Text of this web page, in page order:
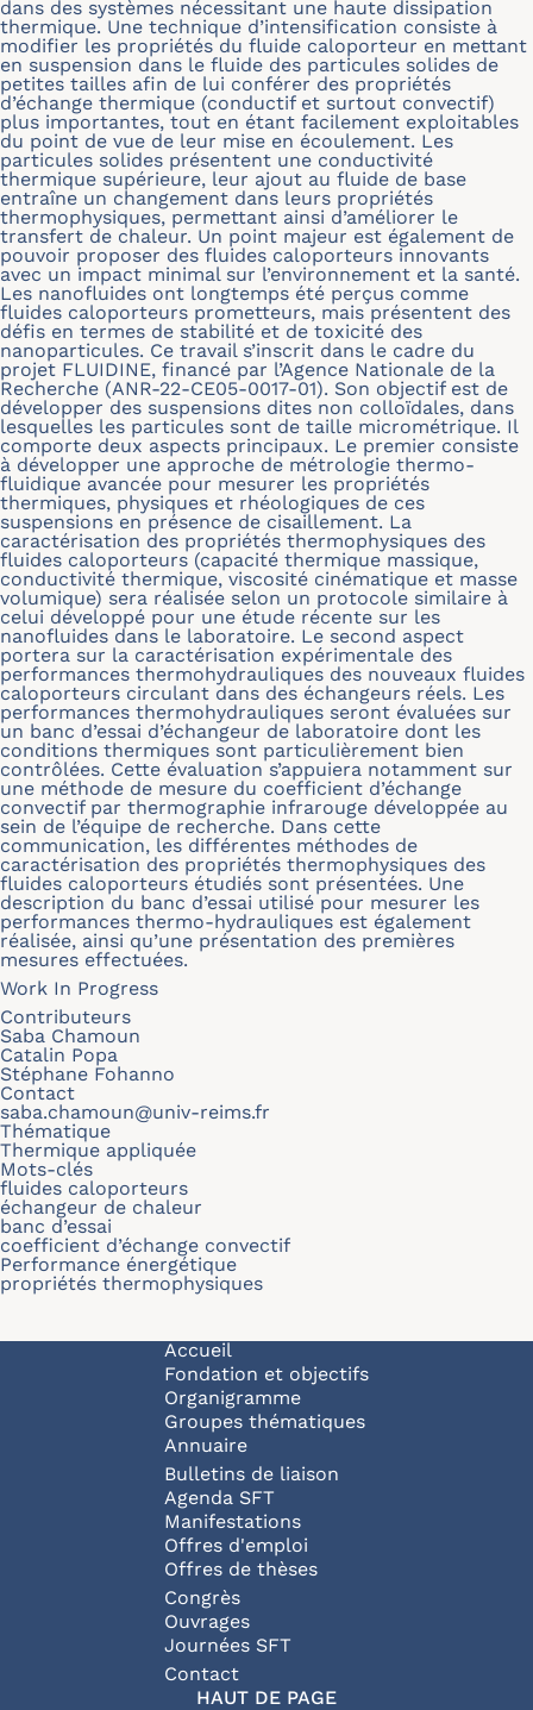
dans des systèmes nécessitant une haute dissipation
thermique. Une technique d’intensification consiste à
modifier les propriétés du fluide caloporteur en mettant
en suspension dans le fluide des particules solides de
petites tailles afin de lui conférer des propriétés
d’échange thermique (conductif et surtout convectif)
plus importantes, tout en étant facilement exploitables
du point de vue de leur mise en écoulement. Les
particules solides présentent une conductivité
thermique supérieure, leur ajout au fluide de base
entraîne un changement dans leurs propriétés
thermophysiques, permettant ainsi d’améliorer le
transfert de chaleur. Un point majeur est également de
pouvoir proposer des fluides caloporteurs innovants
avec un impact minimal sur l’environnement et la santé.
Les nanofluides ont longtemps été perçus comme
fluides caloporteurs prometteurs, mais présentent des
défis en termes de stabilité et de toxicité des
nanoparticules. Ce travail s’inscrit dans le cadre du
projet FLUIDINE, financé par l’Agence Nationale de la
Recherche (ANR-22-CE05-0017-01). Son objectif est de
développer des suspensions dites non colloïdales, dans
lesquelles les particules sont de taille micrométrique. Il
comporte deux aspects principaux. Le premier consiste
à développer une approche de métrologie thermo-
fluidique avancée pour mesurer les propriétés
thermiques, physiques et rhéologiques de ces
suspensions en présence de cisaillement. La
caractérisation des propriétés thermophysiques des
fluides caloporteurs (capacité thermique massique,
conductivité thermique, viscosité cinématique et masse
volumique) sera réalisée selon un protocole similaire à
celui développé pour une étude récente sur les
nanofluides dans le laboratoire. Le second aspect
portera sur la caractérisation expérimentale des
performances thermohydrauliques des nouveaux fluides
caloporteurs circulant dans des échangeurs réels. Les
performances thermohydrauliques seront évaluées sur
un banc d’essai d’échangeur de laboratoire dont les
conditions thermiques sont particulièrement bien
contrôlées. Cette évaluation s’appuiera notamment sur
une méthode de mesure du coefficient d’échange
convectif par thermographie infrarouge développée au
sein de l’équipe de recherche. Dans cette
communication, les différentes méthodes de
caractérisation des propriétés thermophysiques des
fluides caloporteurs étudiés sont présentées. Une
description du banc d’essai utilisé pour mesurer les
performances thermo-hydrauliques est également
réalisée, ainsi qu’une présentation des premières
mesures effectuées.
Work In Progress
Contributeurs
Saba Chamoun
Catalin Popa
Stéphane Fohanno
Contact
saba.chamoun@univ-reims.fr
Thématique
Thermique appliquée
Mots-clés
fluides caloporteurs
échangeur de chaleur
banc d’essai
coefficient d’échange convectif
Performance énergétique
propriétés thermophysiques
Navigation principale
Accueil
Fondation et objectifs
Organigramme
Groupes thématiques
Annuaire
Bulletins de liaison
Agenda SFT
Manifestations
Offres d'emploi
Offres de thèses
Congrès
Ouvrages
Journées SFT
Pied de page
Contact
HAUT DE PAGE